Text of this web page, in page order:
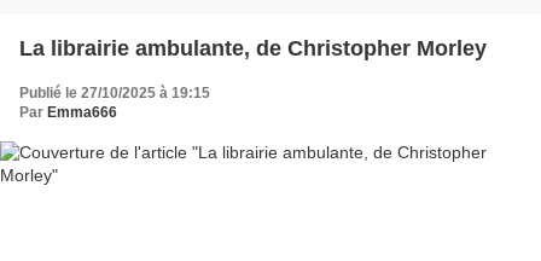
La librairie ambulante, de Christopher Morley
Publié le 27/10/2025 à 19:15
Par Emma666